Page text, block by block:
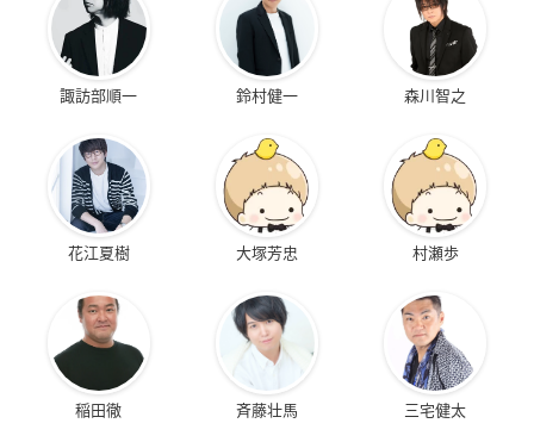
諏訪部順一 鈴村健一 森川智之
花江夏樹 大塚芳忠 村瀬歩
稲田徹 斉藤壮馬 三宅健太